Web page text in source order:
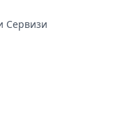
Сервизи